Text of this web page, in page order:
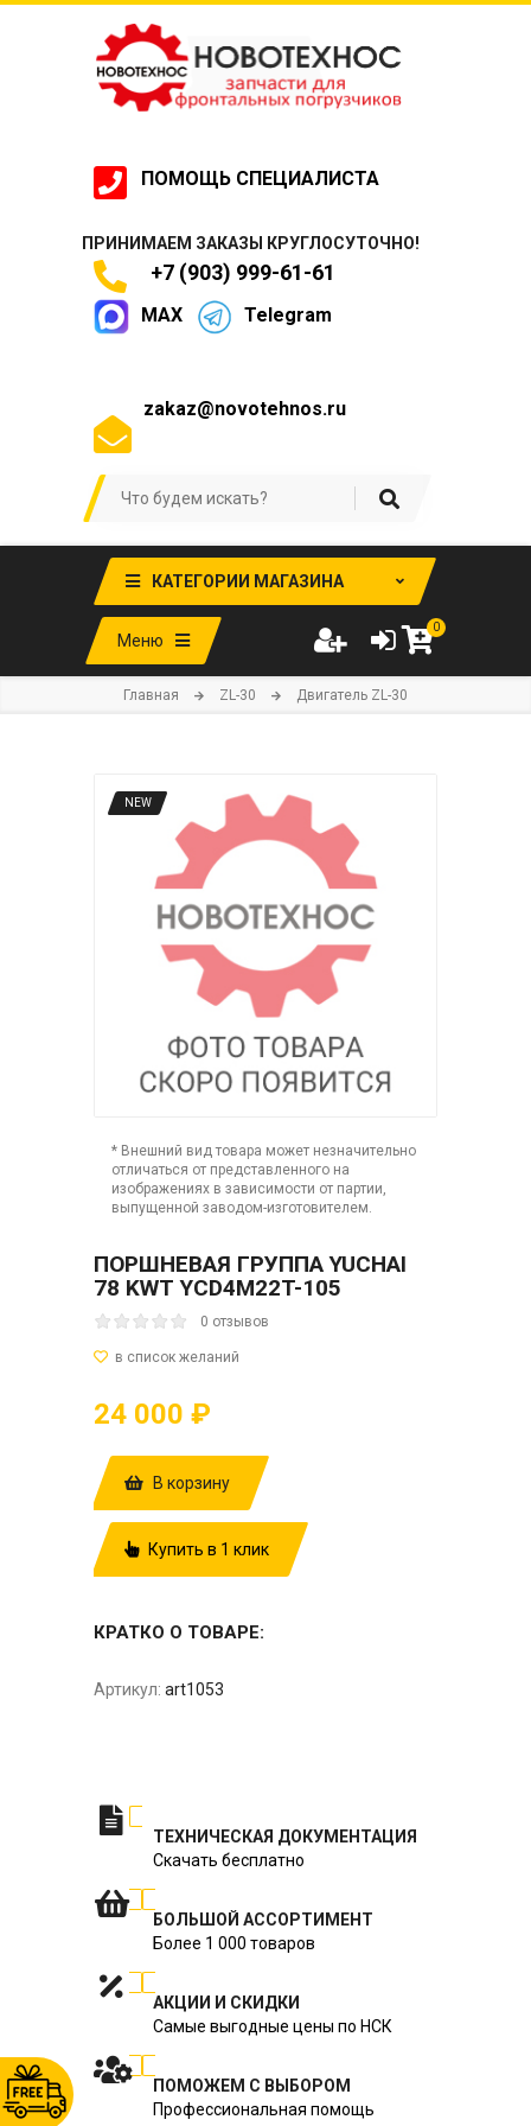
ПОМОЩЬ СПЕЦИАЛИСТА
ПРИНИМАЕМ ЗАКАЗЫ КРУГЛОСУТОЧНО!
+7 (903) 999-61-61
MAX Telegram
zakaz@novotehnos.ru
КАТЕГОРИИ МАГАЗИНА
Меню
0
Главная ZL-30 Двигатель ZL-30
NEW
* Внешний вид товара может незначительно
отличаться от представленного на
изображениях в зависимости от партии,
выпущенной заводом-изготовителем.
ПОРШНЕВАЯ ГРУППА YUCHAI
78 KWT YCD4M22T-105
0 отзывов
24 000 ₽
В корзину
Купить в 1 клик
КРАТКО О ТОВАРЕ:
Артикул: art1053
ТЕХНИЧЕСКАЯ ДОКУМЕНТАЦИЯ
Скачать бесплатно
БОЛЬШОЙ АССОРТИМЕНТ
Более 1 000 товаров
АКЦИИ И СКИДКИ
Самые выгодные цены по НСК
ПОМОЖЕМ С ВЫБОРОМ
Профессиональная помощь